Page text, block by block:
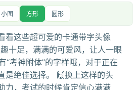
小图 方形 圆形
看这些超可爱的卡通带字头像
十足，满满的可爱风，让人一眼
“考神附体”的字样哦，对于正在
是绝佳选择。 🙌换上这样的头
力，考试的时候肯定信心满满